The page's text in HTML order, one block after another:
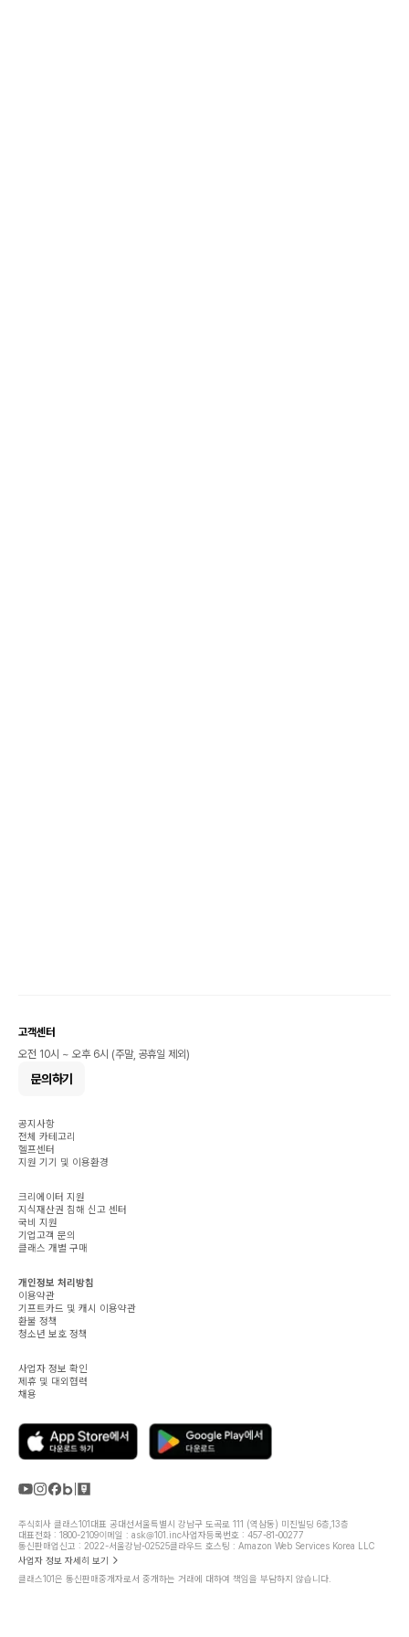
고객센터
오전 10시 ~ 오후 6시 (주말, 공휴일 제외)
문의하기
공지사항
전체 카테고리
헬프센터
지원 기기 및 이용환경
크리에이터 지원
지식재산권 침해 신고 센터
국비 지원
기업고객 문의
클래스 개별 구매
개인정보 처리방침
이용약관
기프트카드 및 캐시 이용약관
환불 정책
청소년 보호 정책
사업자 정보 확인
제휴 및 대외협력
채용
주식회사 클래스101대표 공대선서울특별시 강남구 도곡로 111 (역삼동) 미진빌딩 6층,13층
대표전화 : 1800-2109이메일 : ask@101.inc사업자등록번호 : 457-81-00277
통신판매업신고 : 2022-서울강남-02525클라우드 호스팅 : Amazon Web Services Korea LLC
사업자 정보 자세히 보기
클래스101은 통신판매중개자로서 중개하는 거래에 대하여 책임을 부담하지 않습니다.